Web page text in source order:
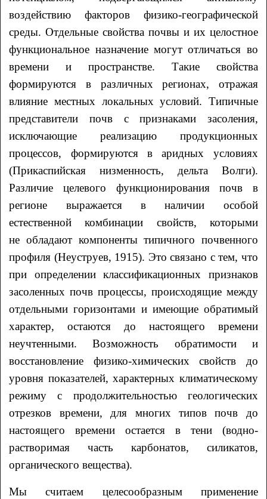
воздействию факторов физико-географической
среды. Отдельные свойства почвы и их целостное
функциональное назначение могут отличаться во
времени и пространстве. Такие свойства
формируются в различных регионах, отражая
влияние местных локальных условий. Типичные
представители почв с признаками засоления,
исключающие реализацию продукционных
процессов, формируются в аридных условиях
(Прикаспийская низменность, дельта Волги).
Различие целевого функционирования почв в
регионе выражается в наличии особой
естественной комбинации свойств, которыми
не обладают компоненты типичного почвенного
профиля (Неуструев, 1915). Это связано с тем, что
при определении классификационных признаков
засоленных почв процессы, происходящие между
отдельными горизонтами и имеющие обратимый
характер, остаются до настоящего времени
неучтенными. Возможность обратимости и
восстановление физико-химических свойств до
уровня показателей, характерных климатическому
режиму с продолжительностью геологических
отрезков времени, для многих типов почв до
настоящего времени остается в тени (водно-
растворимая часть карбонатов, силикатов,
органического вещества).
Мы считаем целесообразным применение